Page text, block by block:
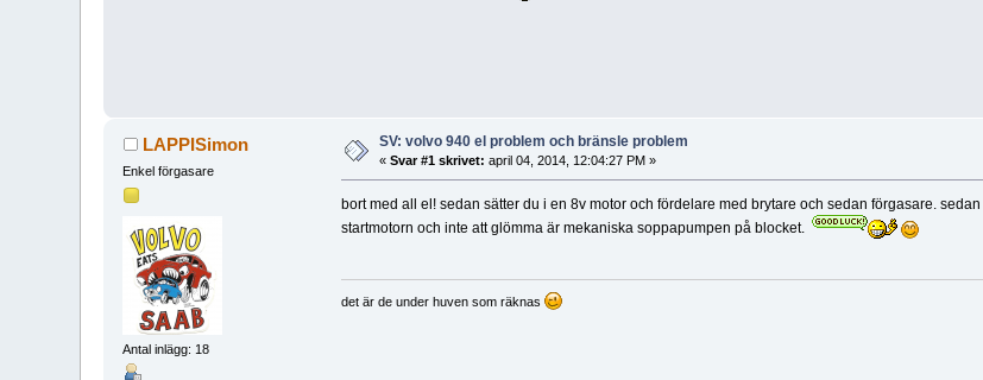
LAPPISimon
Enkel förgasare
Antal inlägg: 18
SV: volvo 940 el problem och bränsle problem
«Svar #1 skrivet: april 04, 2014, 12:04:27 PM »
bort med all el! sedan sätter du i en 8v motor och fördelare med brytare och sedan förgasare.
startmotorn och inte att glömma är mekaniska soppapumpen på blocket.
det är de under huven som räknas